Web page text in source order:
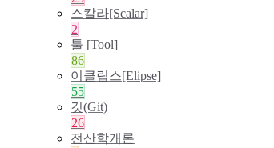
스칼라[Scalar]
2
툴 [Tool]
86
이클립스[Elipse]
55
깃(Git)
26
전산학개론